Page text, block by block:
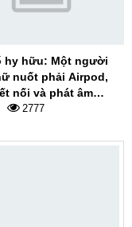
hy hữu: Một người
nuốt phải Airpod,
nối và phát âm
trong dạ dày
2777